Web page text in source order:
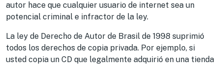
autor hace que cualquier usuario de internet sea un
potencial criminal e infractor de la ley.
La ley de Derecho de Autor de Brasil de 1998 suprimió
todos los derechos de copia privada. Por ejemplo, si
usted copia un CD que legalmente adquirió en una tienda